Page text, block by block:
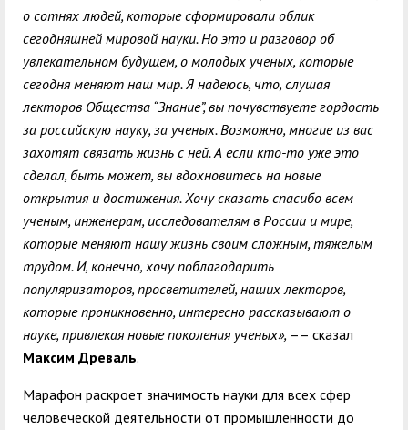
о сотнях людей, которые сформировали облик
сегодняшней мировой науки. Но это и разговор об
увлекательном будущем, о молодых ученых, которые
сегодня меняют наш мир. Я надеюсь, что, слушая
лекторов Общества “Знание”, вы почувствуете гордость
за российскую науку, за ученых. Возможно, многие из вас
захотят связать жизнь с ней. А если кто-то уже это
сделал, быть может, вы вдохновитесь на новые
открытия и достижения. Хочу сказать спасибо всем
ученым, инженерам, исследователям в России и мире,
которые меняют нашу жизнь своим сложным, тяжелым
трудом. И, конечно, хочу поблагодарить
популяризаторов, просветителей, наших лекторов,
которые проникновенно, интересно рассказывают о
науке, привлекая новые поколения ученых», –– сказал
Максим Древаль.
Марафон раскроет значимость науки для всех сфер
человеческой деятельности от промышленности до